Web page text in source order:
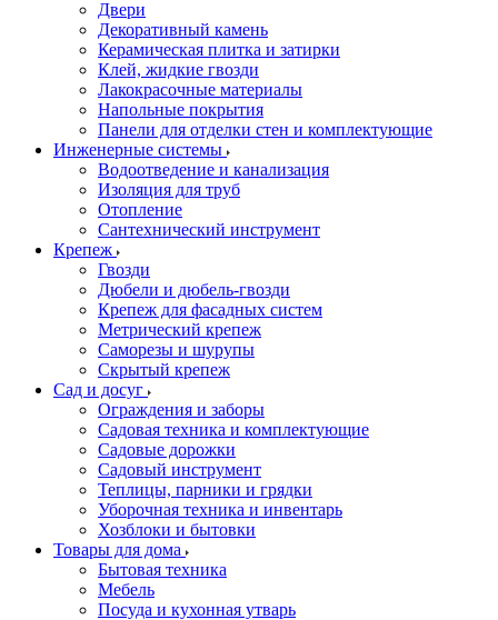
Двери
Декоративный камень
Керамическая плитка и затирки
Клей, жидкие гвозди
Лакокрасочные материалы
Напольные покрытия
Панели для отделки стен и комплектующие
Инженерные системы
Водоотведение и канализация
Изоляция для труб
Отопление
Сантехнический инструмент
Крепеж
Гвозди
Дюбели и дюбель-гвозди
Крепеж для фасадных систем
Метрический крепеж
Саморезы и шурупы
Скрытый крепеж
Сад и досуг
Ограждения и заборы
Садовая техника и комплектующие
Садовые дорожки
Садовый инструмент
Теплицы, парники и грядки
Уборочная техника и инвентарь
Хозблоки и бытовки
Товары для дома
Бытовая техника
Мебель
Посуда и кухонная утварь